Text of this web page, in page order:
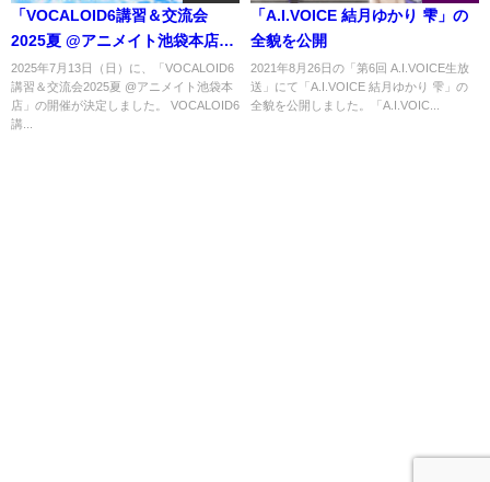
「VOCALOID6講習＆交流会
2025夏 @アニメイト池袋本店」
開催決定
2025年7月13日（日）に、「VOCALOID6
講習＆交流会2025夏 @アニメイト池袋本
店」の開催が決定しました。 VOCALOID6
講...
「A.I.VOICE 結月ゆかり 雫」の
全貌を公開
2021年8月26日の「第6回 A.I.VOICE生放
送」にて「A.I.VOICE 結月ゆかり 雫」の
全貌を公開しました。「A.I.VOIC...